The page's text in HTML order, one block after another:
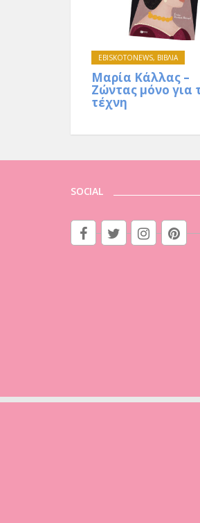
EBISKOTONEWS, ΒΙΒΛΙΑ
Μαρία Κάλλας –
Ζώντας μόνο για
τέχνη
SOCIAL